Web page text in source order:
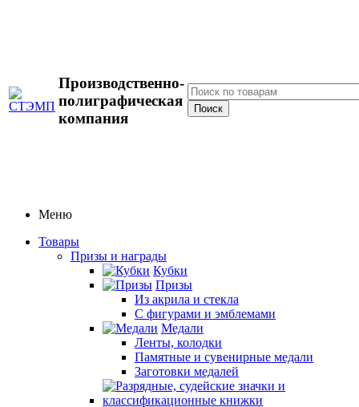
Производственно-
полиграфическая
компания
Меню
Товары
Призы и награды
Кубки
Призы
Из акрила и стекла
С фигурами и эмблемами
Медали
Ленты, колодки
Памятные и сувенирные медали
Заготовки медалей